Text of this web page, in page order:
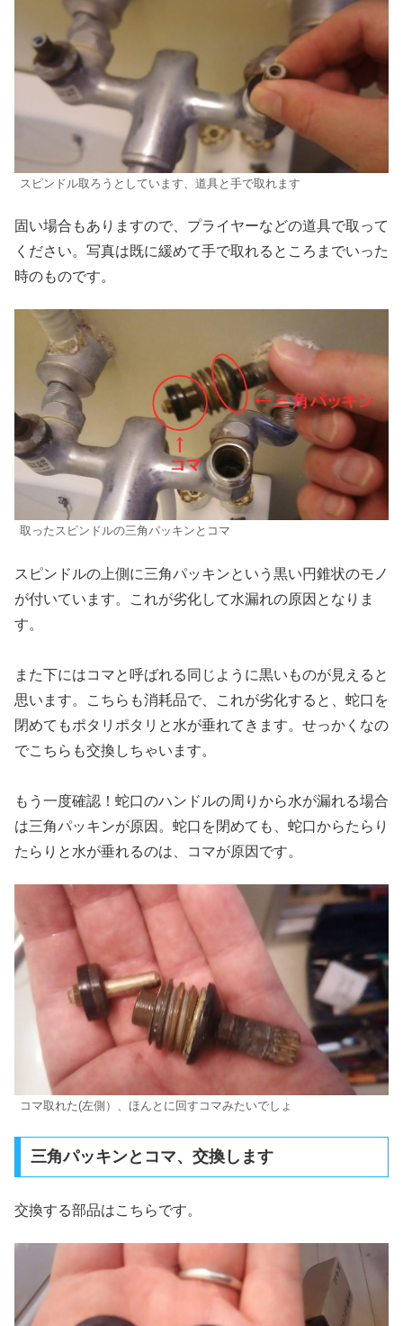
スピンドル取ろうとしています、道具と手で取れます
固い場合もありますので、プライヤーなどの道具で取って
ください。写真は既に緩めて手で取れるところまでいった
時のものです。
取ったスピンドルの三角パッキンとコマ
スピンドルの上側に三角パッキンという黒い円錐状のモノ
が付いています。これが劣化して水漏れの原因となりま
す。
また下にはコマと呼ばれる同じように黒いものが見えると
思います。こちらも消耗品で、これが劣化すると、蛇口を
閉めてもポタリポタリと水が垂れてきます。せっかくなの
でこちらも交換しちゃいます。
もう一度確認！蛇口のハンドルの周りから水が漏れる場合
は三角パッキンが原因。蛇口を閉めても、蛇口からたらり
たらりと水が垂れるのは、コマが原因です。
コマ取れた(左側）、ほんとに回すコマみたいでしょ
三角パッキンとコマ、交換します
交換する部品はこちらです。